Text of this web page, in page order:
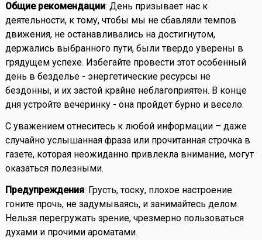
Общие рекомендации: День призывает нас к
деятельности, к тому, чтобы мы не сбавляли темпов
движения, не останавливались на достигнутом,
держались выбранного пути, были твердо уверены в
грядущем успехе. Избегайте провести этот особенный
день в безделье - энергетические ресурсы не
бездонны, и их застой крайне неблагоприятен. В конце
дня устройте вечеринку - она пройдет бурно и весело.
С уважением отнеситесь к любой информации – даже
случайно услышанная фраза или прочитанная строчка в
газете, которая неожиданно привлекла внимание, могут
оказаться полезными.
Предупреждения: Грусть, тоску, плохое настроение
гоните прочь, не задумываясь, и занимайтесь делом.
Нельзя перегружать зрение, чрезмерно пользоваться
духами и прочими ароматами.